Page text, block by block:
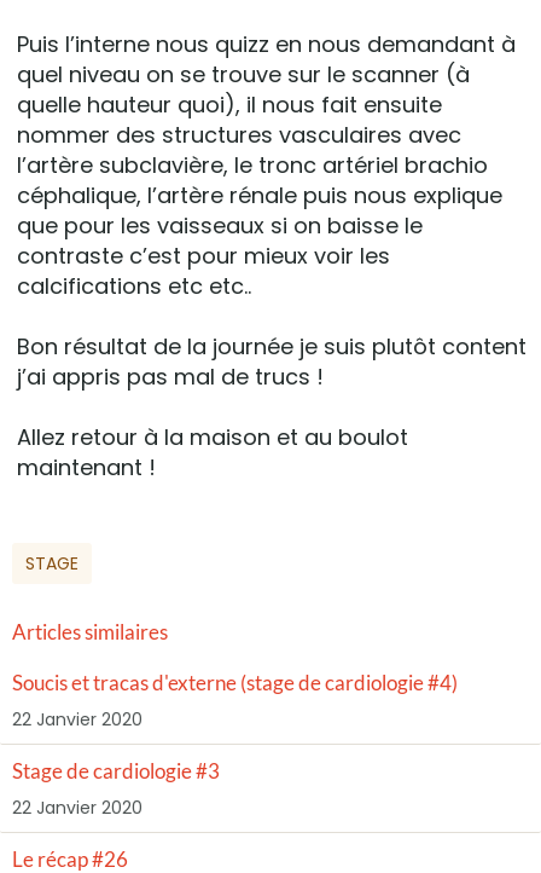
Puis l’interne nous quizz en nous demandant à
quel niveau on se trouve sur le scanner (à
quelle hauteur quoi), il nous fait ensuite
nommer des structures vasculaires avec
l’artère subclavière, le tronc artériel brachio
céphalique, l’artère rénale puis nous explique
que pour les vaisseaux si on baisse le
contraste c’est pour mieux voir les
calcifications etc etc..
Bon résultat de la journée je suis plutôt content
j’ai appris pas mal de trucs !
Allez retour à la maison et au boulot
maintenant !
STAGE
Articles similaires
Soucis et tracas d'externe (stage de cardiologie #4)
22 Janvier 2020
Stage de cardiologie #3
22 Janvier 2020
Le récap #26